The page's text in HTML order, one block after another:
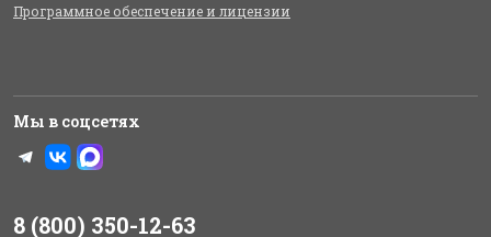
Программное обеспечение и лицензии
Мы в соцсетях
8 (800) 350-12-63